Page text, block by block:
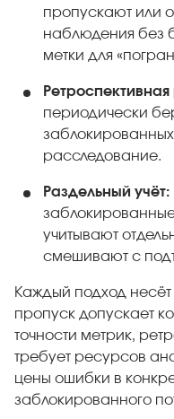
пропускают или
наблюдения без
метки для
периодически
расследование.
Раздельный учёт:
учитывают
смешивают с
Каждый подход несёт
пропуск допускает
точности метрик,
требует ресурсов
цены ошибки в
заблокированного